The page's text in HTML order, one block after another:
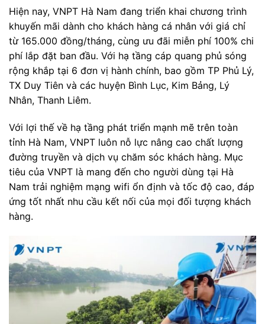
Hiện nay, VNPT Hà Nam đang triển khai chương trình
khuyến mãi dành cho khách hàng cá nhân với giá chỉ
từ 165.000 đồng/tháng, cùng ưu đãi miễn phí 100% chi
phí lắp đặt ban đầu. Với hạ tầng cáp quang phủ sóng
rộng khắp tại 6 đơn vị hành chính, bao gồm TP Phủ Lý,
TX Duy Tiên và các huyện Bình Lục, Kim Bảng, Lý
Nhân, Thanh Liêm.
Với lợi thế về hạ tầng phát triển mạnh mẽ trên toàn
tỉnh Hà Nam, VNPT luôn nỗ lực nâng cao chất lượng
đường truyền và dịch vụ chăm sóc khách hàng. Mục
tiêu của VNPT là mang đến cho người dùng tại Hà
Nam trải nghiệm mạng wifi ổn định và tốc độ cao, đáp
ứng tốt nhất nhu cầu kết nối của mọi đối tượng khách
hàng.